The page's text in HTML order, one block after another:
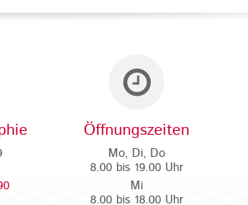
Öffnungszeiten
Mo, Di, Do
8.00 bis 19.00 Uhr
Mi
8.00 bis 18.00 Uhr